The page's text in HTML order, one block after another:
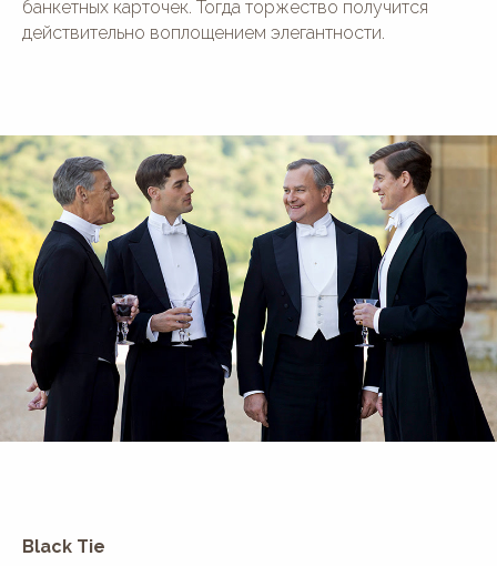
банкетных карточек. Тогда торжество получится
действительно воплощением элегантности.
Black Tie